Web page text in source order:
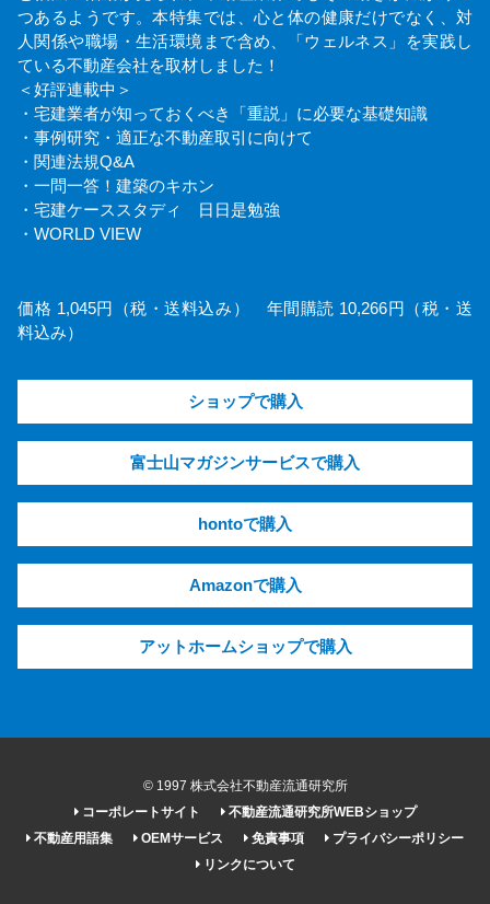
つあるようです。本特集では、心と体の健康だけでなく、対
人関係や職場・生活環境まで含め、「ウェルネス」を実践し
ている不動産会社を取材しました！
＜好評連載中＞
・宅建業者が知っておくべき「重説」に必要な基礎知識
・事例研究・適正な不動産取引に向けて
・関連法規Q&A
・一問一答！建築のキホン
・宅建ケーススタディ 日日是勉強
・WORLD VIEW
価格 1,045円（税・送料込み） 年間購読 10,266円（税・送
料込み）
ショップで購入
富士山マガジンサービスで購入
hontoで購入
Amazonで購入
アットホームショップで購入
© 1997 株式会社不動産流通研究所
コーポレートサイト
不動産流通研究所WEBショップ
不動産用語集
OEMサービス 免責事項
プライバシーポリシー
リンクについて